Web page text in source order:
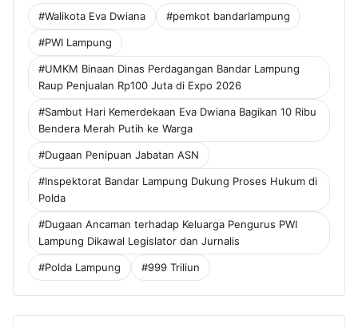
#Walikota Eva Dwiana #pemkot bandarlampung
#PWI Lampung
#UMKM Binaan Dinas Perdagangan Bandar Lampung
Raup Penjualan Rp100 Juta di Expo 2026
#Sambut Hari Kemerdekaan Eva Dwiana Bagikan 10 Ribu
Bendera Merah Putih ke Warga
#Dugaan Penipuan Jabatan ASN
#Inspektorat Bandar Lampung Dukung Proses Hukum di
Polda
#Dugaan Ancaman terhadap Keluarga Pengurus PWI
Lampung Dikawal Legislator dan Jurnalis
#Polda Lampung #999 Triliun